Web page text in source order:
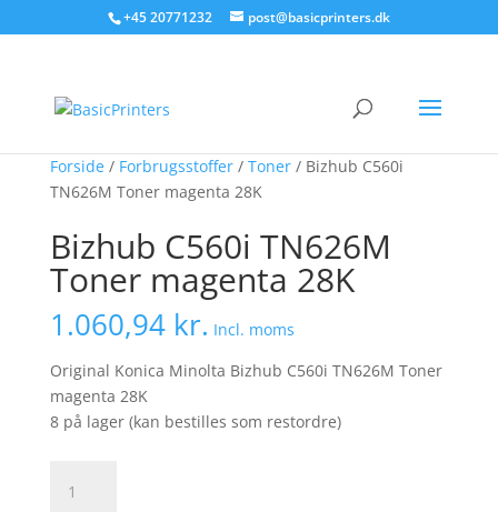
+45 20771232 post@basicprinters.dk
Forside/ Forbrugsstoffer/ Toner/ Bizhub C560i
TN626M Toner magenta 28K
Bizhub C560i TN626M
Toner magenta 28K
1.060,94 kr. Incl. moms
Original Konica Minolta Bizhub C560i TN626M Toner
magenta 28K
8 på lager (kan bestilles som restordre)
C560i